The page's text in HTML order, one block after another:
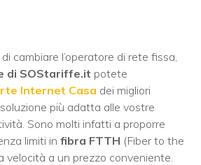
cambiare l’operatore di rete fissa,
di SOStariffe.it potete
Internet Casa dei migliori
più adatta alle vostre
Sono molti infatti a proporre
limiti in fibra FTTH (Fiber to the
velocità a un prezzo conveniente.